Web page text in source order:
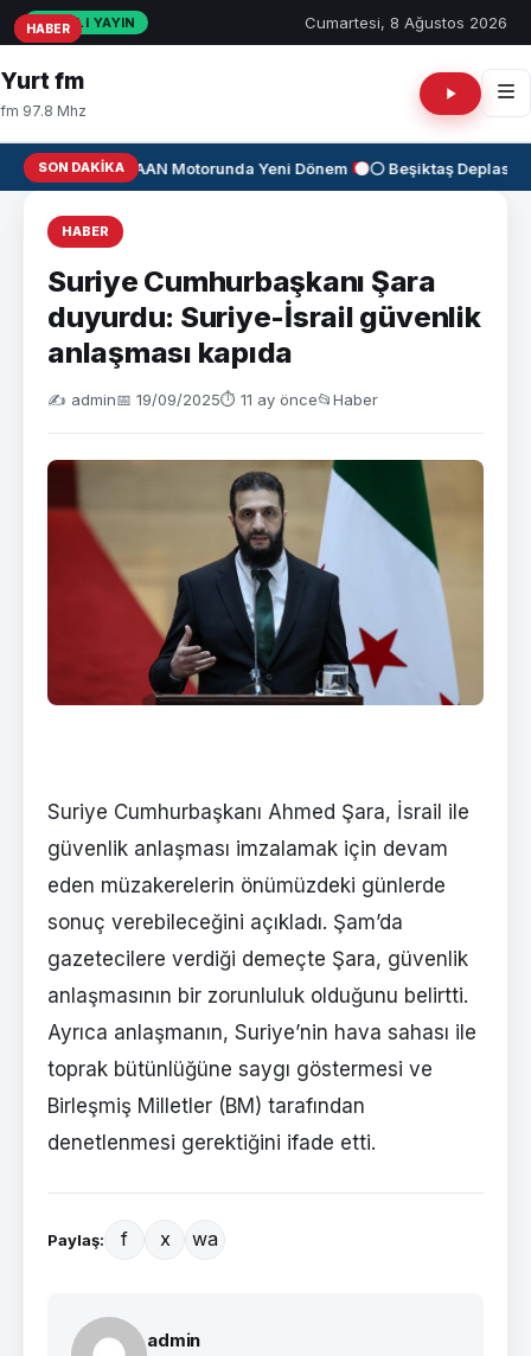
CANLI YAYIN Cumartesi, 8 Ağustos 2026
Yurt fm
fm 97.8 Mhz
SON DAKIKA
✈️KAAN Motorunda Yeni Dönem ⚫⚪ Beşiktaş
HABER
Suriye Cumhurbaşkanı Şara
duyurdu: Suriye-İsrail güvenlik
anlaşması kapıda
✍️ admin📅 19/09/2025⏱ 11 ay önce📂Haber
Suriye Cumhurbaşkanı Ahmed Şara, İsrail ile
güvenlik anlaşması imzalamak için devam
eden müzakerelerin önümüzdeki günlerde
sonuç verebileceğini açıkladı. Şam’da
gazetecilere verdiği demeçte Şara, güvenlik
anlaşmasının bir zorunluluk olduğunu belirtti.
Ayrıca anlaşmanın, Suriye’nin hava sahası ile
toprak bütünlüğüne saygı göstermesi ve
Birleşmiş Milletler (BM) tarafından
denetlenmesi gerektiğini ifade etti.
Paylaş: f x wa
admin
HABER
HABER
HABER